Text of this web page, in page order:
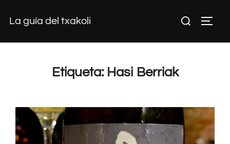
La guía del txakoli Buscar:
Etiqueta: Hasi Berriak